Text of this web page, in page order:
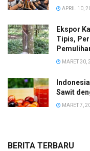
APRIL 10,
Ekspor
Tipis,
MARET 30,
Sawit
MARET 7,
BERITA TERBARU